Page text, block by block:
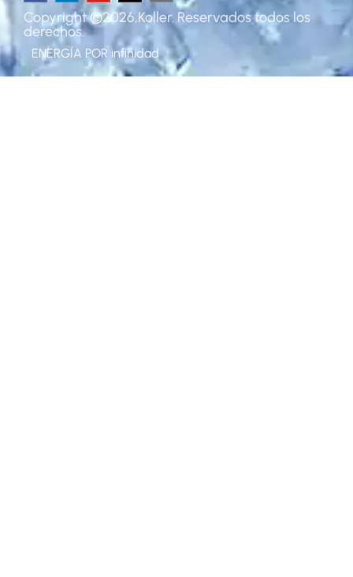
Copyright ©2026,Koller. Reservados todos los
derechos.
ENERGÍA POR infinidad